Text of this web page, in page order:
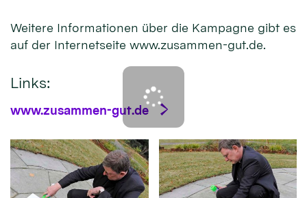
Weitere Informationen über die Kampagne gibt es
auf der Internetseite www.zusammen-gut.de.
Links:
www.zusammen-gut.de